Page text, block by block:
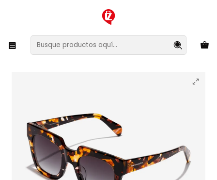
XMAS SALE ¡Compra antes de que la oferta termine!
Lentes y Accesorios Lentes de Sol
Lentes de Sol Hawkers Row X HROW24CGX0